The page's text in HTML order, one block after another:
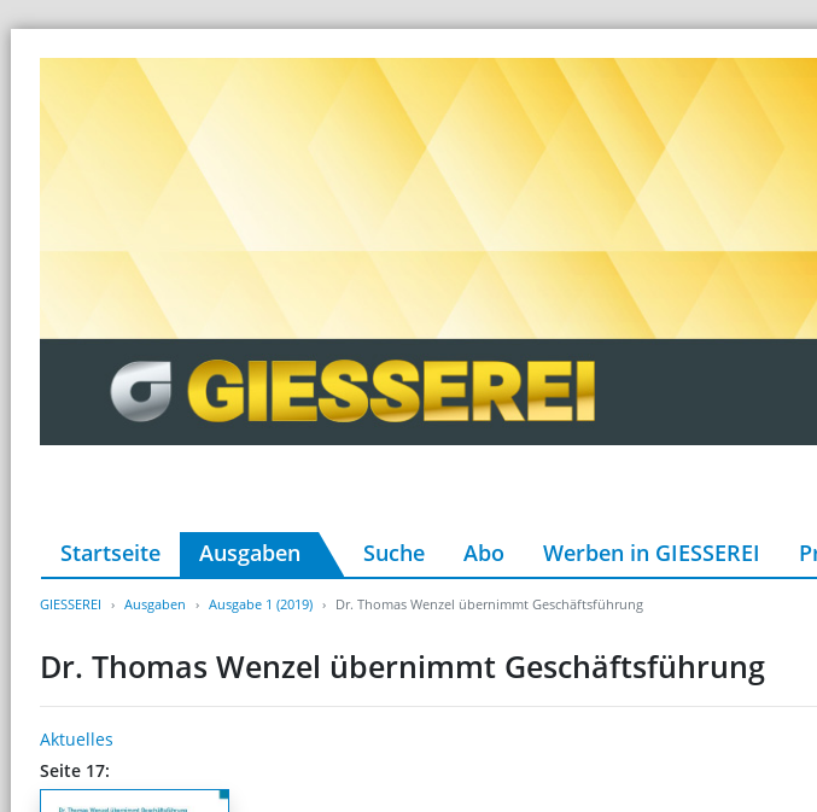
Startseite Ausgaben Suche Abo Werben in GIESSEREI
GIESSEREI Ausgaben Ausgabe 1 (2019) Dr. Thomas Wenzel übernimmt Geschäftsführung
Dr. Thomas Wenzel übernimmt Geschäftsführung
Aktuelles
Seite 17: